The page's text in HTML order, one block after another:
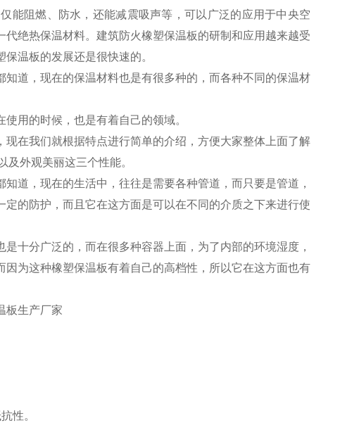
能阻燃、防水，还能减震吸声等，可以广泛的应用于中央空
绝热保温材料。建筑防火橡塑保温板的研制和应用越来越受
温板的发展还是很快速的。
道，现在的保温材料也是有很多种的，而各种不同的保温材
用的时候，也是有着自己的领域。
在我们就根据特点进行简单的介绍，方便大家整体上面了解
外观美丽这三个性能。
道，现在的生活中，往往是需要各种管道，而只要是管道，
的防护，而且它在这方面是可以在不同的介质之下来进行使
十分广泛的，而在很多种容器上面，为了内部的环境湿度，
为这种橡塑保温板有着自己的高档性，所以它在这方面也有
性。